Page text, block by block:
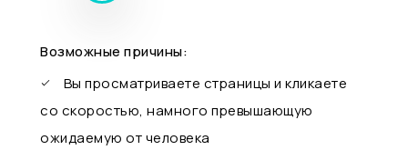
Возможные причины:
Вы просматриваете страницы и кликаете
со скоростью, намного превышающую
ожидаемую от человека